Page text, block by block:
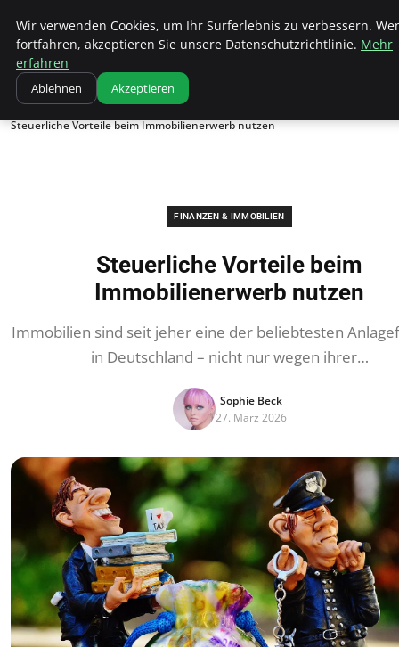
Bistro Grammophon
Startseite
Finanzen & Immobilien
Steuerliche Vorteile beim Immobilienerwerb nutzen
FINANZEN & IMMOBILIEN
Steuerliche Vorteile beim
Immobilienerwerb nutzen
Immobilien sind seit jeher eine der beliebtesten
in Deutschland – nicht nur wegen ihrer…
Sophie Beck
27. März 2026
Wir verwenden Cookies, um Ihr Surferlebnis zu verbessern.
fortfahren, akzeptieren Sie unsere Datenschutzrichtlinie. Mehr
erfahren
Ablehnen Akzeptieren